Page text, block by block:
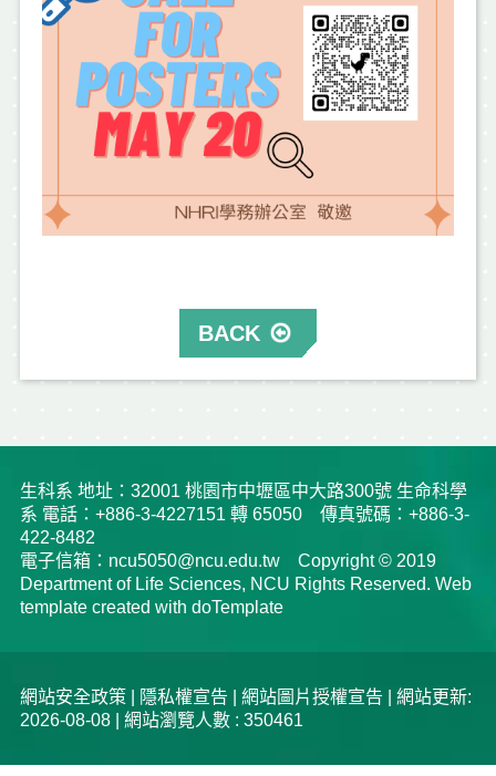
BACK
生科系 地址：32001 桃園市中壢區中大路300號 生命科學
系 電話：+886-3-4227151 轉 65050 傳真號碼：+886-3-
422-8482
電子信箱：ncu5050@ncu.edu.tw Copyright © 2019
Department of Life Sciences, NCU Rights Reserved. Web
template created with doTemplate
網站安全政策 隱私權宣告 網站圖片授權宣告 | 網站更新:
2026-08-08 | 網站瀏覽人數 : 350461